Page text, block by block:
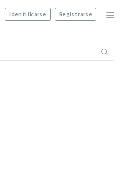
Identificarse Registrarse